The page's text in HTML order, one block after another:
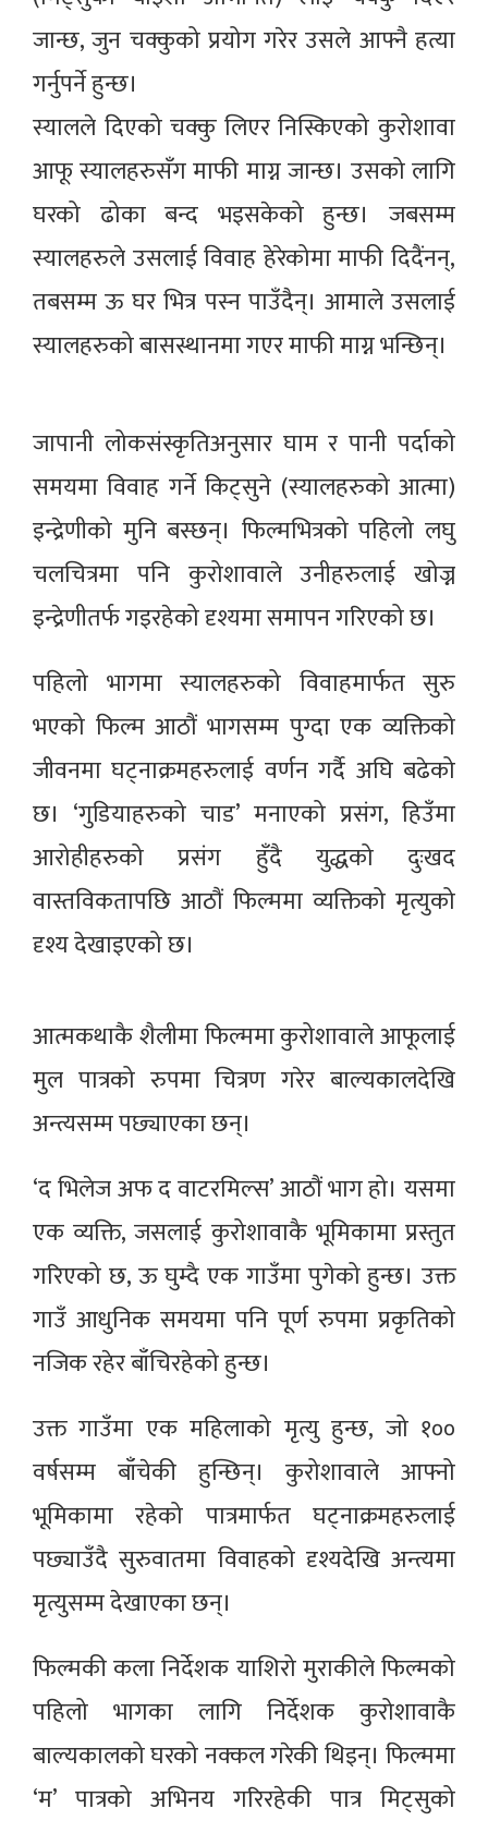
जान्छ, जुन चक्कुको प्रयोग गरेर उसले आफ्नै हत्या
गर्नुपर्ने हुन्छ।
स्यालले दिएको चक्कु लिएर निस्किएको कुरोशावा
आफू स्यालहरुसँग माफी माग्न जान्छ। उसको लागि
घरको ढोका बन्द भइसकेको हुन्छ। जबसम्म
स्यालहरुले उसलाई विवाह हेरेकोमा माफी दिदैंनन्,
तबसम्म ऊ घर भित्र पस्न पाउँदैन्। आमाले उसलाई
स्यालहरुको बासस्थानमा गएर माफी माग्न भन्छिन्।
जापानी लोकसंस्कृतिअनुसार घाम र पानी पर्दाको
समयमा विवाह गर्ने किट्सुने (स्यालहरुको आत्मा)
इन्द्रेणीको मुनि बस्छन्। फिल्मभित्रको पहिलो लघु
चलचित्रमा पनि कुरोशावाले उनीहरुलाई खोज्न
इन्द्रेणीतर्फ गइरहेको दृश्यमा समापन गरिएको छ।
पहिलो भागमा स्यालहरुको विवाहमार्फत सुरु
भएको फिल्म आठौं भागसम्म पुग्दा एक व्यक्तिको
जीवनमा घट्नाक्रमहरुलाई वर्णन गर्दै अघि बढेको
छ। ‘गुडियाहरुको चाड’ मनाएको प्रसंग, हिउँमा
आरोहीहरुको प्रसंग हुँदै युद्धको दुःखद
वास्तविकतापछि आठौं फिल्ममा व्यक्तिको मृत्युको
दृश्य देखाइएको छ।
आत्मकथाकै शैलीमा फिल्ममा कुरोशावाले आफूलाई
मुल पात्रको रुपमा चित्रण गरेर बाल्यकालदेखि
अन्त्यसम्म पछ्याएका छन्।
‘द भिलेज अफ द वाटरमिल्स’ आठौं भाग हो। यसमा
एक व्यक्ति, जसलाई कुरोशावाकै भूमिकामा प्रस्तुत
गरिएको छ, ऊ घुम्दै एक गाउँमा पुगेको हुन्छ। उक्त
गाउँ आधुनिक समयमा पनि पूर्ण रुपमा प्रकृतिको
नजिक रहेर बाँचिरहेको हुन्छ।
उक्त गाउँमा एक महिलाको मृत्यु हुन्छ, जो १००
वर्षसम्म बाँचेकी हुन्छिन्। कुरोशावाले आफ्नो
भूमिकामा रहेको पात्रमार्फत घट्नाक्रमहरुलाई
पछ्याउँदै सुरुवातमा विवाहको दृश्यदेखि अन्त्यमा
मृत्युसम्म देखाएका छन्।
फिल्मकी कला निर्देशक याशिरो मुराकीले फिल्मको
पहिलो भागका लागि निर्देशक कुरोशावाकै
बाल्यकालको घरको नक्कल गरेकी थिइन्। फिल्ममा
‘म’ पात्रको अभिनय गरिरहेकी पात्र मिट्सुको